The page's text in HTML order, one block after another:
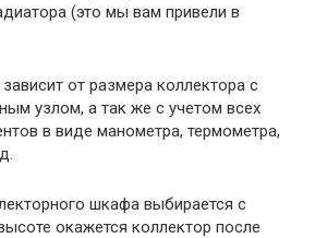
(это мы вам привели в
от размера коллектора с
узлом, а так же с учетом всех
в виде манометра, термометра,
шкафа выбирается с
окажется коллектор после